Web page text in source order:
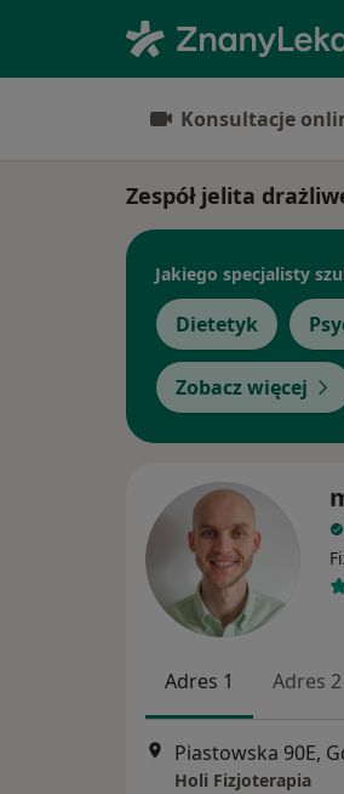
Konsultacje
Zespół jelita
Jakiego specjalisty
Dietetyk
Zobacz więcej
Adres 1 Adres 2
Piastowska 90E,
Holi Fizjoterapia